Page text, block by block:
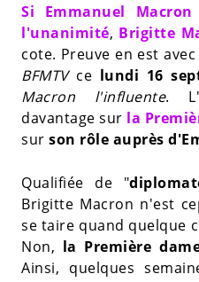
Si Emmanuel
l'unanimité, Brigitte
cote. Preuve en est avec
BFMTVce lundi 16
Macron l'influente.
davantage sur la
sur son rôle auprès
Qualifiée de "
Brigitte Macron n'est
se taire quand quelque
Non, la Première
Ainsi, quelques